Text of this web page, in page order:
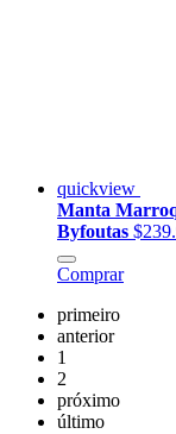
quickview
Manta
Byfoutas
Comprar
primeiro
anterior
1
2
próximo
último